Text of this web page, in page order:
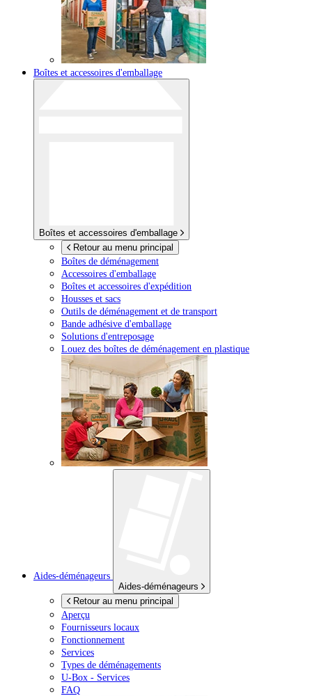
Boîtes et accessoires d'emballage
Boîtes et accessoires d'emballage
Retour au menu principal
Boîtes de déménagement
Accessoires d'emballage
Boîtes et accessoires d'expédition
Housses et sacs
Outils de déménagement et de transport
Bande adhésive d'emballage
Solutions d'entreposage
Louez des boîtes de déménagement en plastique
Aides-déménageurs
Aides-déménageurs
Retour au menu principal
Aperçu
Fournisseurs locaux
Fonctionnement
Services
Types de déménagements
U-Box - Services
FAQ